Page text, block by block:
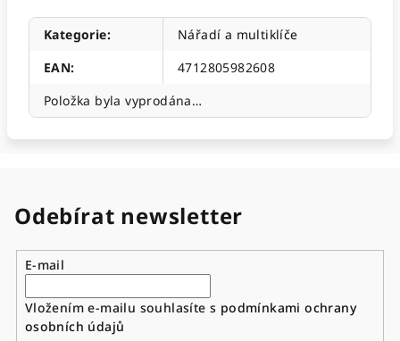
Kategorie:
Nářadí a multiklíče
EAN:
4712805982608
Položka byla vyprodána…
Odebírat newsletter
E-mail
Vložením e-mailu souhlasíte s podmínkami ochrany
osobních údajů